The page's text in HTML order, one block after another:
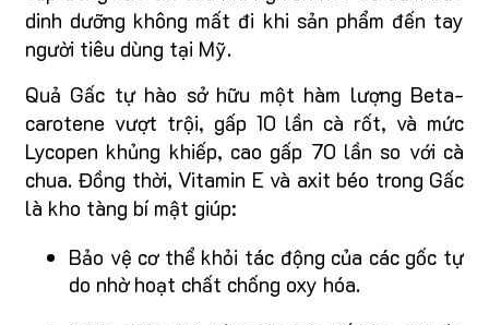
dinh dưỡng không mất đi khi sản phẩm đến tay
người tiêu dùng tại Mỹ.
Quả Gấc tự hào sở hữu một hàm lượng Beta-
carotene vượt trội, gấp 10 lần cà rốt, và mức
Lycopen khủng khiếp, cao gấp 70 lần so với cà
chua. Đồng thời, Vitamin E và axit béo trong Gấc
là kho tàng bí mật giúp:
Bảo vệ cơ thể khỏi tác động của các gốc tự
do nhờ hoạt chất chống oxy hóa.